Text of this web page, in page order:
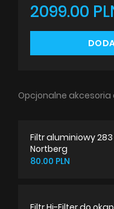
2099.00
Opcjonalne akcesoria
Filtr aluminiowy
Nortberg
80.00 PLN